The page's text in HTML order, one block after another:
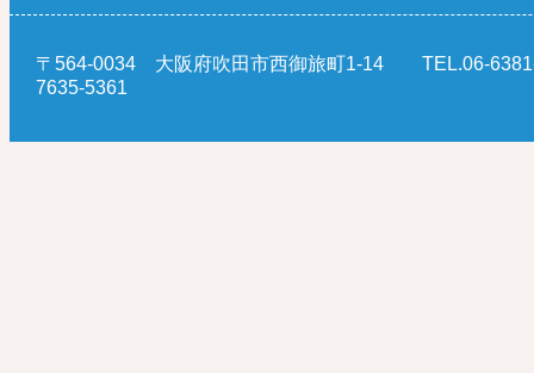
〒564-0034 大阪府吹田市西御旅町1-14 TEL.06-
7635-5361